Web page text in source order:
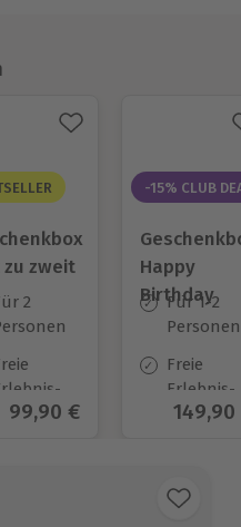
zweit
2
Auswahl
Aktueller Preis
99,90 €
-15% CLUB
Happy
Birthday
Für 1-2
Personen
Freie
Erlebnis-
Auswahl
149,90